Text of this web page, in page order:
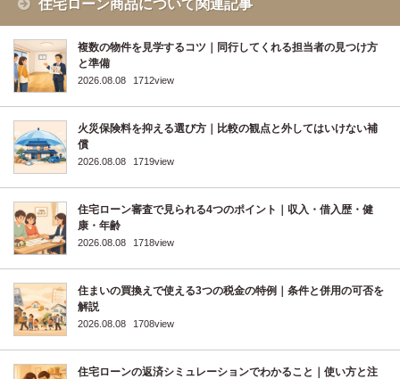
住宅ローン商品について関連記事
複数の物件を見学するコツ｜同行してくれる担当者の見つけ方
と準備
2026.08.08 1712view
火災保険料を抑える選び方｜比較の観点と外してはいけない補
償
2026.08.08 1719view
住宅ローン審査で見られる4つのポイント｜収入・借入歴・健
康・年齢
2026.08.08 1718view
住まいの買換えで使える3つの税金の特例｜条件と併用の可否を
解説
2026.08.08 1708view
住宅ローンの返済シミュレーションでわかること｜使い方と注